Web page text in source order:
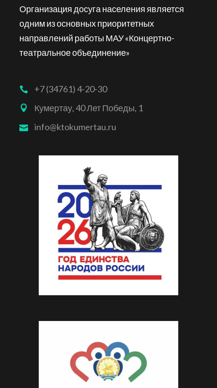
Организация досуга населения является
одним из основных приоритетных
направлений работы МАУ «Концертно-
театральное объединение»
+7 (34761) 4-20-30
Кумертау, 40 Лет Победы, 1
info@ktokumertau.ru